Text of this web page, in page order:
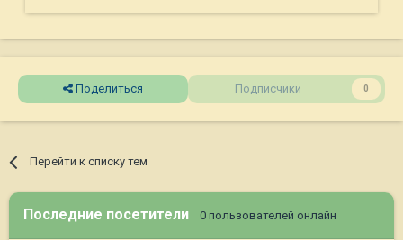
Поделиться Подписчики 0
Перейти к списку тем
Последние посетители 0 пользователей онлайн